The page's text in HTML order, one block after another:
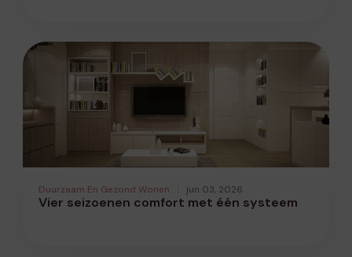
Duurzaam En Gezond Wonen jun 03, 2026
Vier seizoenen comfort met één systeem